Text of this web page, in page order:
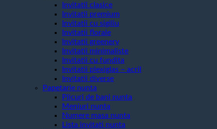
Invitatii clasice
Invitatii premium
Invitatii cu sigiliu
Invitatii florale
Invitatii greenery
Invitatii minimaliste
Invitatii cu fundita
Invitatii plexiglas – acril
Invitatii diverse
Papetarie nunta
Plicuri de bani nunta
Meniuri nunta
Numere masa nunta
Lista invitati nunta